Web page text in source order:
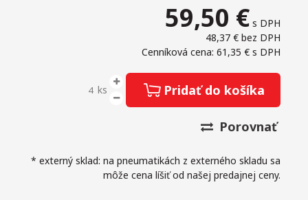
59,50 € s DPH
48,37 € bez DPH
Cenníková cena: 61,35 € s DPH
ks Pridať do košíka
Porovnať
* externý sklad: na pneumatikách z externého skladu sa
môže cena líšiť od našej predajnej ceny.